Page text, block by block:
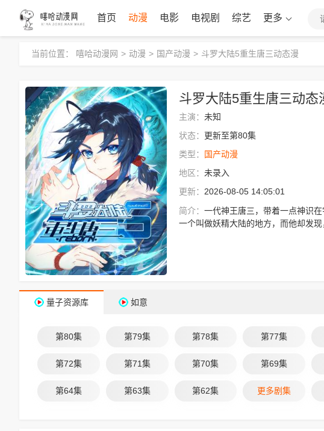
首页 动漫 电影 电视剧 综艺 更多
当前位置： 嘻哈动漫网 > 动漫 > 国产动漫 > 斗罗大陆5重生唐三动态漫
斗罗大陆5重生唐三动态
主演： 未知
状态： 更新至第80集
类型：
国产动漫
地区： 未录入
更新： 2026-08-05 14:05:01
简介： 一代神王唐三，带着一点神识
一个叫做妖精大陆的地方，而他却发现
量子资源库 如意
第80集 第79集 第78集 第77集
第72集 第71集 第70集 第69集
第64集 第63集 第62集 更多剧集